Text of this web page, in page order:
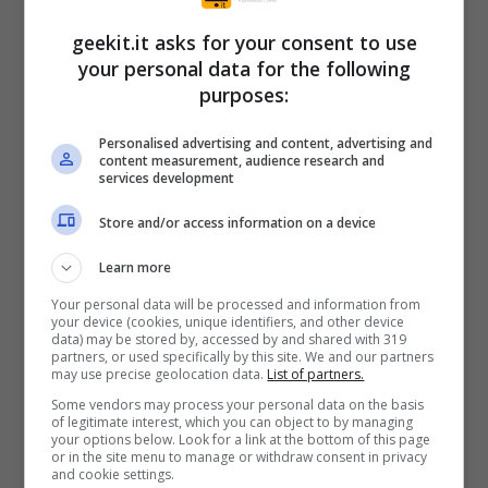
Le migliori acrobazie in ciascun round
vinceranno inoltre merchandising esclusivo
della Stunt Squad e sarà immortalata nella
Stunt Squad Hall of Fame! *Stunt Squad è
accessibile da tutto il mondo, ma le
Ricompense premium Stunt Squad sono
disponibili solo in determinati paesi. Consulta
termini e condizioni per avere più
informazioni.
geekit.it asks for your consent to use
your personal data for the following
purposes:
Personalised advertising and content, advertising and
content measurement, audience research and
services development
Store and/or access information on a device
Learn more
Your personal data will be processed and information from
your device (cookies, unique identifiers, and other device
data) may be stored by, accessed by and shared with 319
partners, or used specifically by this site. We and our partners
may use precise geolocation data. List of partners.
Some vendors may process your personal data on the basis
of legitimate interest, which you can object to by managing
your options below. Look for a link at the bottom of this page
or in the site menu to manage or withdraw consent in privacy
and cookie settings.